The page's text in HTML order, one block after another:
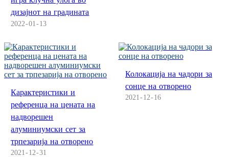
norsk
Afrikaans
latviešu valoda‎
дизајнот на градината
2022 01 13
Карактеристики и
референца на цената на
надворешен
алуминиумски сет за
трпезарија на отворено
2021 12 31
Колокација на чадори за
сонце на отворено
2021 12 16